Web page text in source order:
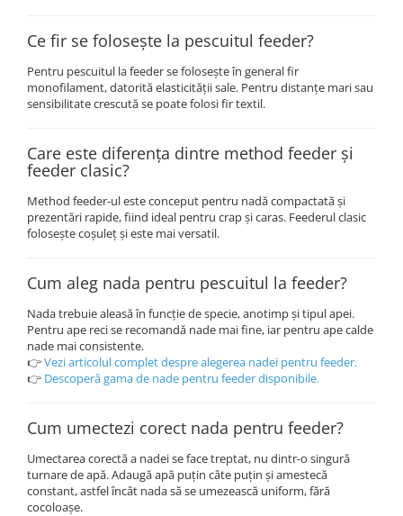
Ce fir se folosește la pescuitul feeder?
Pentru pescuitul la feeder se folosește în general fir
monofilament, datorită elasticității sale. Pentru distanțe mari sau
sensibilitate crescută se poate folosi fir textil.
Care este diferența dintre method feeder și
feeder clasic?
Method feeder-ul este conceput pentru nadă compactată și
prezentări rapide, fiind ideal pentru crap și caras. Feederul clasic
folosește coșuleț și este mai versatil.
Cum aleg nada pentru pescuitul la feeder?
Nada trebuie aleasă în funcție de specie, anotimp și tipul apei.
Pentru ape reci se recomandă nade mai fine, iar pentru ape calde
nade mai consistente.
👉Vezi articolul complet despre alegerea nadei pentru feeder.
👉 Descoperă gama de nade pentru feeder disponibile.
Cum umectezi corect nada pentru feeder?
Umectarea corectă a nadei se face treptat, nu dintr-o singură
turnare de apă. Adaugă apă puțin câte puțin și amestecă
constant, astfel încât nada să se umezească uniform, fără
cocoloașe.